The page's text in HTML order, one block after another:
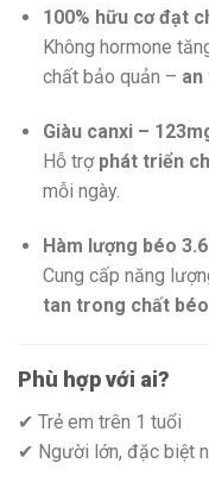
100% hữu cơ đạt
Không hormone
chất bảo quản – an
Giàu canxi –
Hỗ trợ phát triển
mỗi ngày.
Hàm lượng béo
Cung cấp năng
tan trong chất béo
Phù hợp với ai?
✔ Trẻ em trên 1 tuổi
✔ Người lớn, đặc biệt